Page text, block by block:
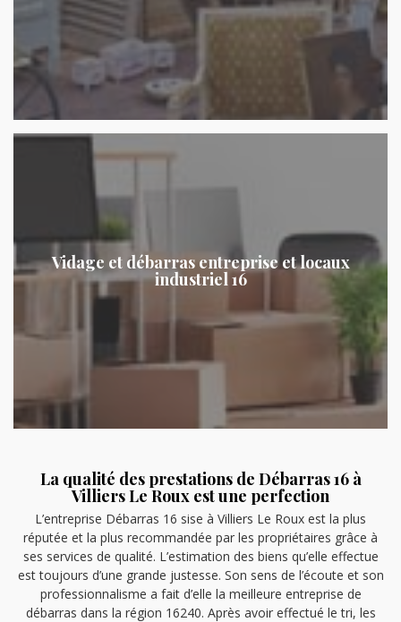
Vidage et débarras entreprise et locaux
industriel 16
La qualité des prestations de Débarras 16 à
Villiers Le Roux est une perfection
L’entreprise Débarras 16 sise à Villiers Le Roux est la plus
réputée et la plus recommandée par les propriétaires grâce à
ses services de qualité. L’estimation des biens qu’elle effectue
est toujours d’une grande justesse. Son sens de l’écoute et son
professionnalisme a fait d’elle la meilleure entreprise de
débarras dans la région 16240. Après avoir effectué le tri, les